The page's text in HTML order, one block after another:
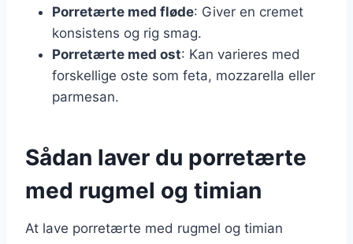
Porretærte med fløde: Giver en cremet
konsistens og rig smag.
Porretærte med ost: Kan varieres med
forskellige oste som feta, mozzarella eller
parmesan.
Sådan laver du porretærte
med rugmel og timian
At lave porretærte med rugmel og timian